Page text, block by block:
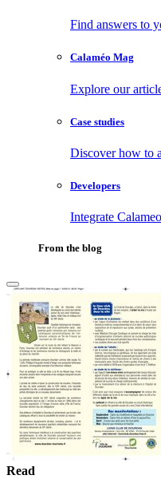
Find answers to
Calaméo Mag
Explore our
Case studies
Discover how to
Developers
Integrate
From the blog
Read